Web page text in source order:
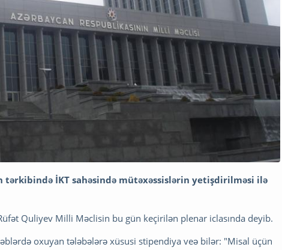
İKT sahəsində mütəxəssislərin yetişdirilməsi ilə
Quliyev Milli Məclisin bu gün keçirilən plenar iclasında deyib.
oxuyan tələbələrə xüsusi stipendiya veə bilər: "Misal üçün